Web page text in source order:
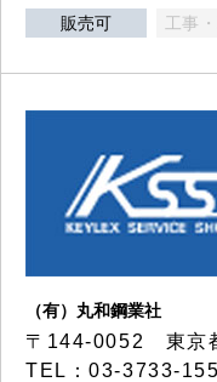
販売可 工事
（有）丸和鋼業社
〒144-0052 東京
TEL：03-3733-